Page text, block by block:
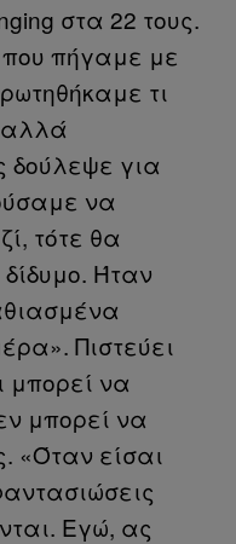
στα 22 τους.
πήγαμε με
τι
αλλά
δούλεψε για
να
τότε θα
Ήταν
Πιστεύει
μπορεί να
μπορεί να
«Όταν είσαι
Εγώ, ας